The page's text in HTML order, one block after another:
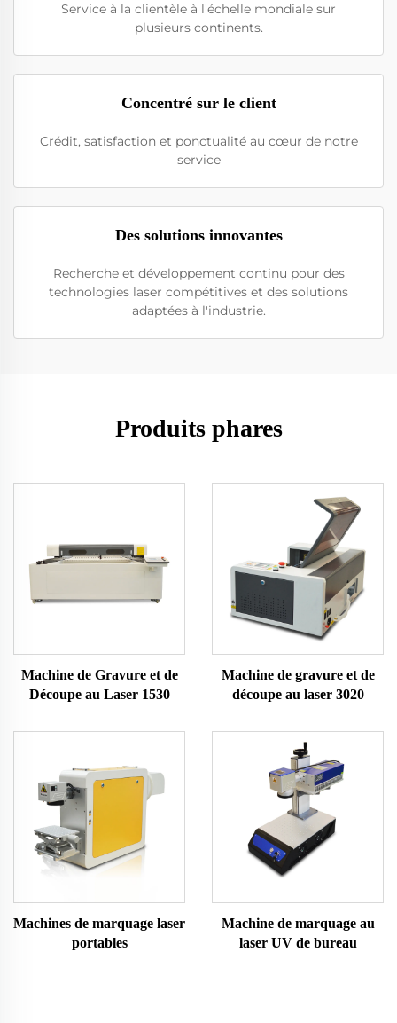
Service à la clientèle à l'échelle mondiale sur
plusieurs continents.
Concentré sur le client
Crédit, satisfaction et ponctualité au cœur de notre
service
Des solutions innovantes
Recherche et développement continu pour des
technologies laser compétitives et des solutions
adaptées à l'industrie.
Produits phares
Machine de Gravure et de
Découpe au Laser 1530
Machine de gravure et de
découpe au laser 3020
Machines de marquage laser
portables
Machine de marquage au
laser UV de bureau